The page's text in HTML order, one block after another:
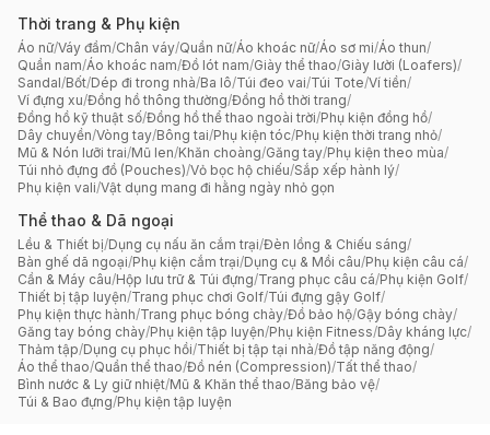
Thời trang & Phụ kiện
Áo nữ/Váy đầm/Chân váy/Quần nữ/Áo khoác nữ/Áo sơ mi/Áo thun/
Quần nam/Áo khoác nam/Đồ lót nam/Giày thể thao/Giày lười (Loafers)/
Sandal/Bốt/Dép đi trong nhà/Ba lô/Túi đeo vai/Túi Tote/Ví tiền/
Ví đựng xu/Đồng hồ thông thường/Đồng hồ thời trang/
Đồng hồ kỹ thuật số/Đồng hồ thể thao ngoài trời/Phụ kiện đồng hồ/
Dây chuyền/Vòng tay/Bông tai/Phụ kiện tóc/Phụ kiện thời trang nhỏ/
Mũ & Nón lưỡi trai/Mũ len/Khăn choàng/Găng tay/Phụ kiện theo mùa/
Túi nhỏ đựng đồ (Pouches)/Vỏ bọc hộ chiếu/Sắp xếp hành lý/
Phụ kiện vali/Vật dụng mang đi hằng ngày nhỏ gọn
Thể thao & Dã ngoại
Lều & Thiết bị/Dụng cụ nấu ăn cắm trại/Đèn lồng & Chiếu sáng/
Bàn ghế dã ngoại/Phụ kiện cắm trại/Dụng cụ & Mồi câu/Phụ kiện câu cá/
Cần & Máy câu/Hộp lưu trữ & Túi đựng/Trang phục câu cá/Phụ kiện Golf/
Thiết bị tập luyện/Trang phục chơi Golf/Túi đựng gậy Golf/
Phụ kiện thực hành/Trang phục bóng chày/Đồ bảo hộ/Gậy bóng chày/
Găng tay bóng chày/Phụ kiện tập luyện/Phụ kiện Fitness/Dây kháng lực/
Thảm tập/Dụng cụ phục hồi/Thiết bị tập tại nhà/Đồ tập năng động/
Áo thể thao/Quần thể thao/Đồ nén (Compression)/Tất thể thao/
Bình nước & Ly giữ nhiệt/Mũ & Khăn thể thao/Băng bảo vệ/
Túi & Bao đựng/Phụ kiện tập luyện